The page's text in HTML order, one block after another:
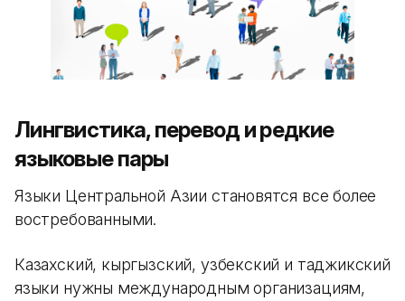
Лингвистика, перевод и редкие
языковые пары
Языки Центральной Азии становятся все более
востребованными.
Казахский, кыргызский, узбекский и таджикский
языки нужны международным организациям,